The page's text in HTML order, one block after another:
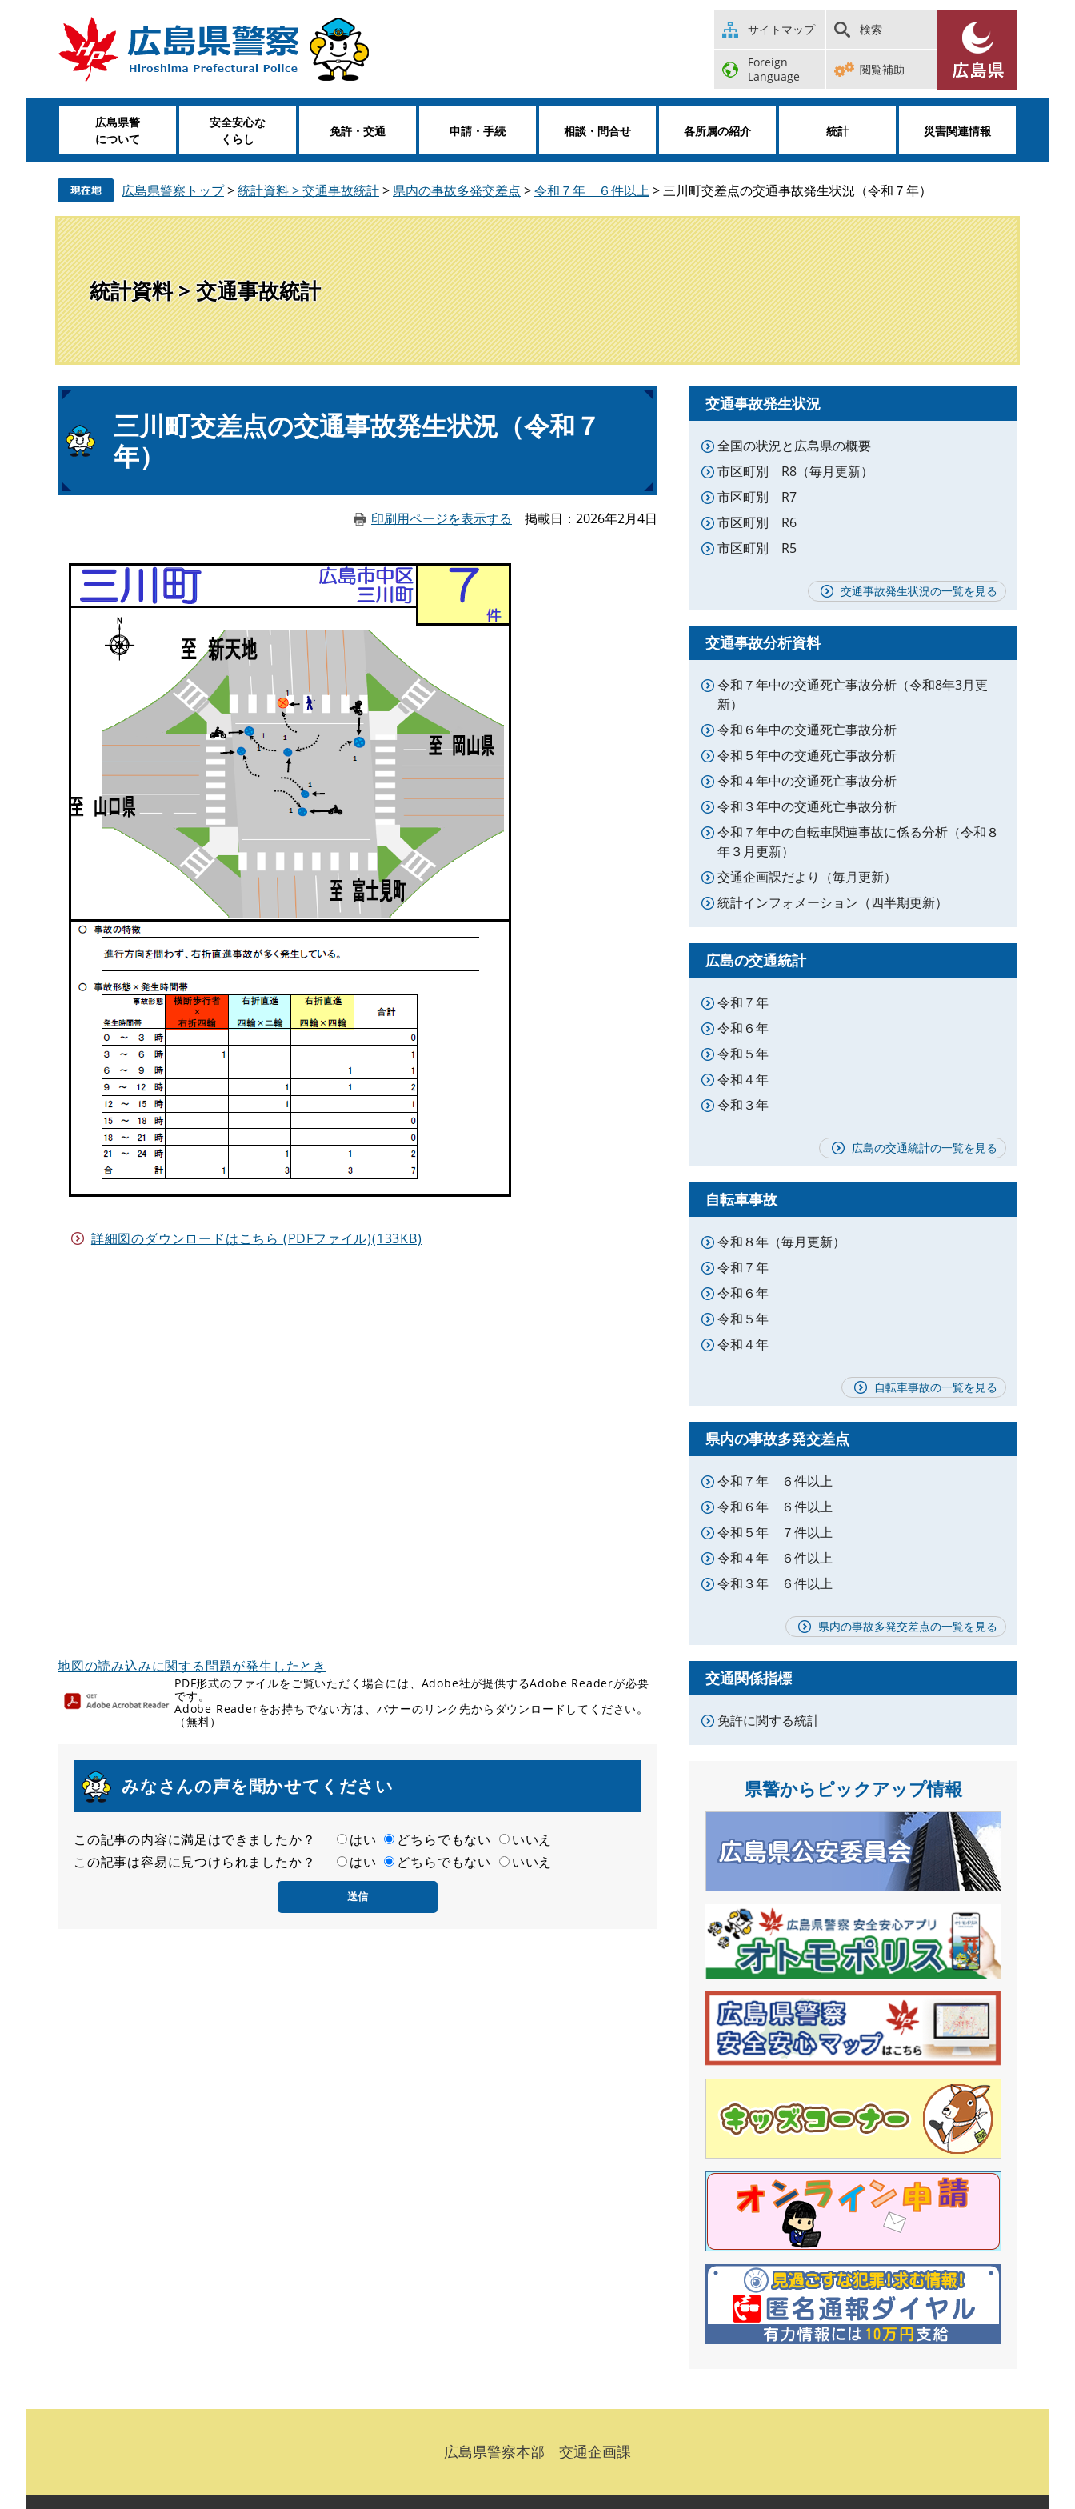
。
て
サイトマップ 検索
Foreign
Language
閲覧補助
広島県警
について
安全安心な
くらし
免許・交通 申請・手続 相談・問合せ 各所属の紹介 統計 災害関連情報
広島県警察トップ>統計資料 > 交通事故統計> 県内の事故多発交差点 >令和７年 ６件以上>三川町交差点の交通事故発生状況（令和７年）
統計資料 > 交通事故統計
文
三川町交差点の交通事故発生状況（令和７
年）
印刷用ページを表示する 掲載日 2026年2月4日
詳細図のダウンロードはこちら (PDFファイル)(133KB)
地図の読み込みに関する問題が発生したとき
PDF形式のファイルをご覧いただく場合には、Adobe社が提供するAdobe Readerが必要
です。
Adobe Readerをお持ちでない方は、バナーのリンク先からダウンロードしてください。
（無料）
みなさんの声を聞かせてください
満
足
この記事の内容に満足はできましたか？ はい どちらでもない
いいえ
容
この記事は容易に見つけられましたか？ はい どちらでもない いいえ
交通事故発生状況
全国の状況と広島県の概要
市区町別 R8（毎月更新）
市区町別 R7
市区町別 R6
市区町別 R5
交通事故発生状況の一覧を見る
交通事故分析資料
令和７年中の交通死亡事故分析（令和8年3月更
新）
令和６年中の交通死亡事故分析
令和５年中の交通死亡事故分析
令和４年中の交通死亡事故分析
令和３年中の交通死亡事故分析
令和７年中の自転車関連事故に係る分析（令和８
年３月更新）
交通企画課だより（毎月更新）
統計インフォメーション（四半期更新）
広島の交通統計
令和７年
令和６年
令和５年
令和４年
令和３年
広島の交通統計の一覧を見る
自転車事故
令和８年（毎月更新）
令和７年
令和６年
令和５年
令和４年
自転車事故の一覧を見る
県内の事故多発交差点
令和７年 ６件以上
令和６年 ６件以上
令和５年 ７件以上
令和４年 ６件以上
令和３年 ６件以上
県内の事故多発交差点の一覧を見る
交通関係指標
免許に関する統計
県警からピックアップ情報
広島県警察本部 交通企画課